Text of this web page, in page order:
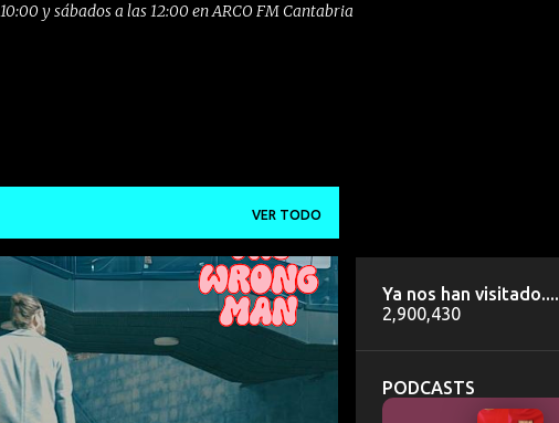
y sábados a las 12:00 en ARCO FM Cantabria
VER TODO
EMERGENTESDEPRIMERAFILA +3
Ya nos han visitado....
2,900,430
PODCASTS